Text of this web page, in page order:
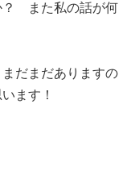
？ また私の話が何
だまだありますの
ます！